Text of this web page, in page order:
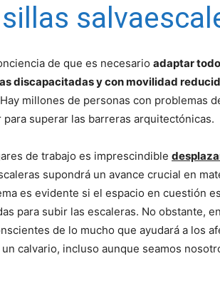
de que es necesario adaptar
discapacitadas y con movilidad
millones de personas con problemas
superar las barreras arquitectónicas.
de trabajo es imprescindible
supondrá un avance crucial en
es evidente si el espacio en cuestión
para subir las escaleras. No obstante,
de lo mucho que ayudará a los
calvario, incluso aunque seamos